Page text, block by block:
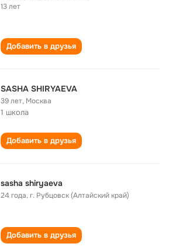
13 лет
Добавить в друзья
SASHA SHIRYAEVA
39 лет, Москва
1 школа
Добавить в друзья
sasha shiryaeva
24 года,г. Рубцовск (Алтайский край)
Добавить в друзья